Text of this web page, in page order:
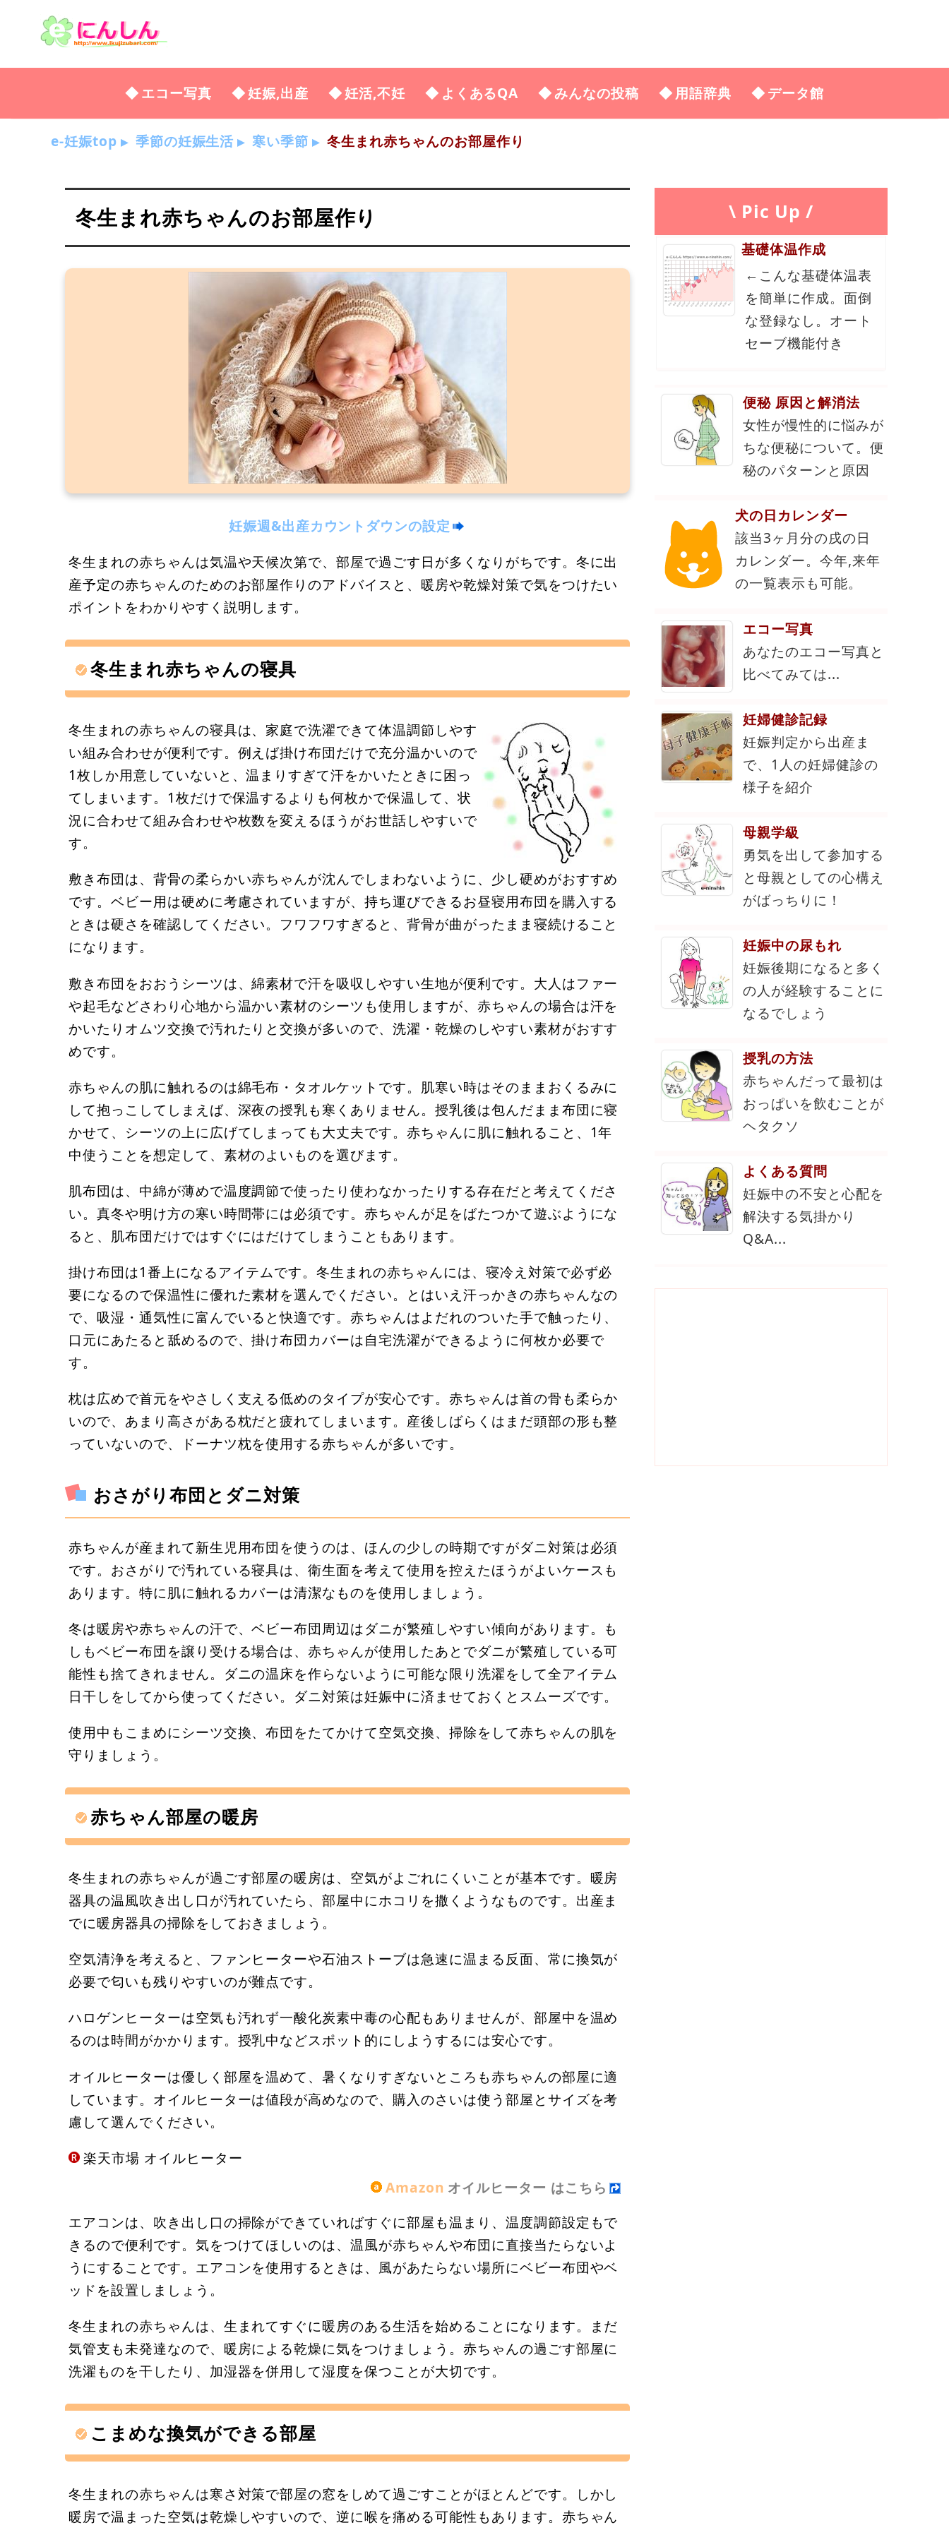
エコー写真 妊娠,出産 妊活,不妊 よくあるQA みんなの投稿 用語辞典 データ館
e-妊娠top 季節の妊娠生活 寒い季節 冬生まれ赤ちゃんのお部屋作り
冬生まれ赤ちゃんのお部屋作り
妊娠週&出産カウントダウンの設定
冬生まれの赤ちゃんは気温や天候次第で、部屋で過ごす日が多くなりがちです。冬に出
産予定の赤ちゃんのためのお部屋作りのアドバイスと、暖房や乾燥対策で気をつけたい
ポイントをわかりやすく説明します。
冬生まれ赤ちゃんの寝具
冬生まれの赤ちゃんの寝具は、家庭で洗濯できて体温調節しやす
い組み合わせが便利です。例えば掛け布団だけで充分温かいので
1枚しか用意していないと、温まりすぎて汗をかいたときに困っ
てしまいます。1枚だけで保温するよりも何枚かで保温して、状
況に合わせて組み合わせや枚数を変えるほうがお世話しやすいで
す。
敷き布団は、背骨の柔らかい赤ちゃんが沈んでしまわないように、少し硬めがおすすめ
です。ベビー用は硬めに考慮されていますが、持ち運びできるお昼寝用布団を購入する
ときは硬さを確認してください。フワフワすぎると、背骨が曲がったまま寝続けること
になります。
敷き布団をおおうシーツは、綿素材で汗を吸収しやすい生地が便利です。大人はファー
や起毛などさわり心地から温かい素材のシーツも使用しますが、赤ちゃんの場合は汗を
かいたりオムツ交換で汚れたりと交換が多いので、洗濯・乾燥のしやすい素材がおすす
めです。
赤ちゃんの肌に触れるのは綿毛布・タオルケットです。肌寒い時はそのままおくるみに
して抱っこしてしまえば、深夜の授乳も寒くありません。授乳後は包んだまま布団に寝
かせて、シーツの上に広げてしまっても大丈夫です。赤ちゃんに肌に触れること、1年
中使うことを想定して、素材のよいものを選びます。
肌布団は、中綿が薄めで温度調節で使ったり使わなかったりする存在だと考えてくださ
い。真冬や明け方の寒い時間帯には必須です。赤ちゃんが足をばたつかて遊ぶようにな
ると、肌布団だけではすぐにはだけてしまうこともあります。
掛け布団は1番上になるアイテムです。冬生まれの赤ちゃんには、寝冷え対策で必ず必
要になるので保温性に優れた素材を選んでください。とはいえ汗っかきの赤ちゃんなの
で、吸湿・通気性に富んでいると快適です。赤ちゃんはよだれのついた手で触ったり、
口元にあたると舐めるので、掛け布団カバーは自宅洗濯ができるように何枚か必要で
す。
枕は広めで首元をやさしく支える低めのタイプが安心です。赤ちゃんは首の骨も柔らか
いので、あまり高さがある枕だと疲れてしまいます。産後しばらくはまだ頭部の形も整
っていないので、ドーナツ枕を使用する赤ちゃんが多いです。
おさがり布団とダニ対策
赤ちゃんが産まれて新生児用布団を使うのは、ほんの少しの時期ですがダニ対策は必須
です。おさがりで汚れている寝具は、衛生面を考えて使用を控えたほうがよいケースも
あります。特に肌に触れるカバーは清潔なものを使用しましょう。
冬は暖房や赤ちゃんの汗で、ベビー布団周辺はダニが繁殖しやすい傾向があります。も
しもベビー布団を譲り受ける場合は、赤ちゃんが使用したあとでダニが繁殖している可
能性も捨てきれません。ダニの温床を作らないように可能な限り洗濯をして全アイテム
日干しをしてから使ってください。ダニ対策は妊娠中に済ませておくとスムーズです。
使用中もこまめにシーツ交換、布団をたてかけて空気交換、掃除をして赤ちゃんの肌を
守りましょう。
赤ちゃん部屋の暖房
冬生まれの赤ちゃんが過ごす部屋の暖房は、空気がよごれにくいことが基本です。暖房
器具の温風吹き出し口が汚れていたら、部屋中にホコリを撒くようなものです。出産ま
でに暖房器具の掃除をしておきましょう。
空気清浄を考えると、ファンヒーターや石油ストーブは急速に温まる反面、常に換気が
必要で匂いも残りやすいのが難点です。
ハロゲンヒーターは空気も汚れず一酸化炭素中毒の心配もありませんが、部屋中を温め
るのは時間がかかります。授乳中などスポット的にしようするには安心です。
オイルヒーターは優しく部屋を温めて、暑くなりすぎないところも赤ちゃんの部屋に適
しています。オイルヒーターは値段が高めなので、購入のさいは使う部屋とサイズを考
慮して選んでください。
楽天市場 オイルヒーター
Amazon オイルヒーター はこちら
エアコンは、吹き出し口の掃除ができていればすぐに部屋も温まり、温度調節設定もで
きるので便利です。気をつけてほしいのは、温風が赤ちゃんや布団に直接当たらないよ
うにすることです。エアコンを使用するときは、風があたらない場所にベビー布団やベ
ッドを設置しましょう。
冬生まれの赤ちゃんは、生まれてすぐに暖房のある生活を始めることになります。まだ
気管支も未発達なので、暖房による乾燥に気をつけましょう。赤ちゃんの過ごす部屋に
洗濯ものを干したり、加湿器を併用して湿度を保つことが大切です。
こまめな換気ができる部屋
冬生まれの赤ちゃんは寒さ対策で部屋の窓をしめて過ごすことがほとんどです。しかし
暖房で温まった空気は乾燥しやすいので、逆に喉を痛める可能性もあります。赤ちゃん
\ Pic Up /
基礎体温作成
←こんな基礎体温表
を簡単に作成。面倒
な登録なし。オート
セーブ機能付き
便秘 原因と解消法
女性が慢性的に悩みが
ちな便秘について。便
秘のパターンと原因
犬の日カレンダー
該当3ヶ月分の戌の日
カレンダー。今年,来年
の一覧表示も可能。
エコー写真
あなたのエコー写真と
比べてみては...
妊婦健診記録
妊娠判定から出産ま
で、1人の妊婦健診の
様子を紹介
母親学級
勇気を出して参加する
と母親としての心構え
がばっちりに！
妊娠中の尿もれ
妊娠後期になると多く
の人が経験することに
なるでしょう
授乳の方法
赤ちゃんだって最初は
おっぱいを飲むことが
ヘタクソ
よくある質問
妊娠中の不安と心配を
解決する気掛かり
Q&A...